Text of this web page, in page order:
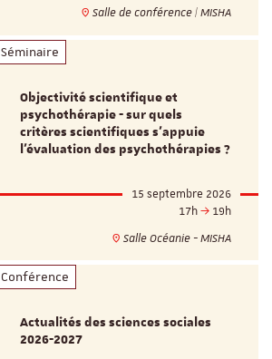
Salle de conférence | MISHA
Séminaire
Objectivité scientifique et
psychothérapie - sur quels
critères scientifiques s'appuie
l'évaluation des psychothérapies ?
15 septembre 2026
17h
19h
Salle Océanie - MISHA
Conférence
Actualités des sciences sociales
2026-2027